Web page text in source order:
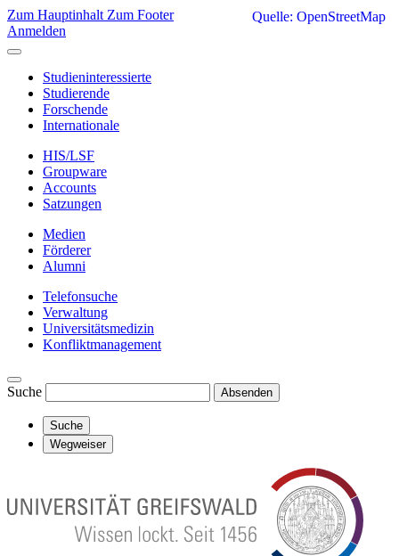
Zum Hauptinhalt Zum Footer
Anmelden
Studieninteressierte
Studierende
Forschende
Internationale
HIS/LSF
Groupware
Accounts
Satzungen
Medien
Förderer
Alumni
Telefonsuche
Verwaltung
Universitätsmedizin
Konfliktmanagement
Suche Absenden
Suche
Wegweiser
Quelle: OpenStreetMap